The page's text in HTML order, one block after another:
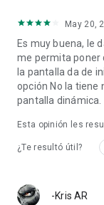
May 20,
Es muy buena, le
me permita poner
la pantalla da de
opción No la tiene
pantalla dinámica.
Esta opinión les
¿Te resultó útil?
-Kris AR